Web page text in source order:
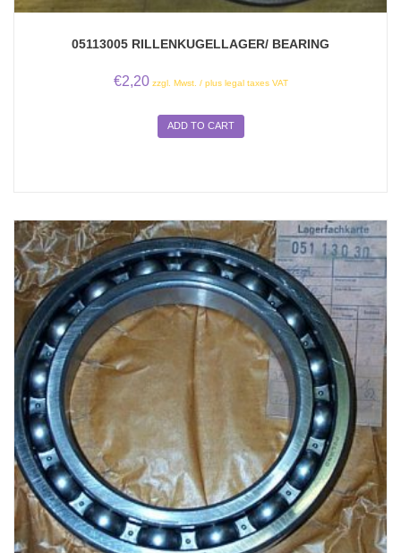
05113005 RILLENKUGELLAGER/ BEARING
€2,20 zzgl. Mwst. / plus legal taxes VAT
ADD TO CART